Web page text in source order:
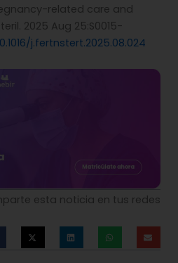
related care and
2025 Aug 25:S0015-
j.fertnstert.2025.08.024
esta noticia en tus redes